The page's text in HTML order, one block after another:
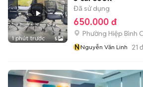
1 phút trước 5
Đã sử dụng
650.000 đ
Phường Hiệp Bình
NNguyễn Văn Linh 21